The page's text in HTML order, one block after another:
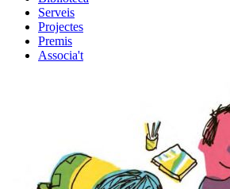
Serveis
Projectes
Premis
Associa't